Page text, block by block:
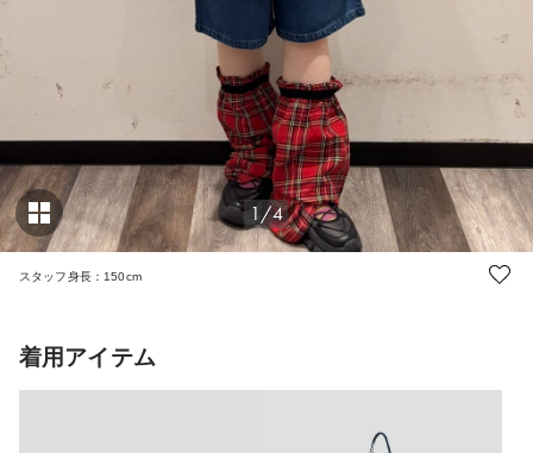
1/4
スタッフ身長：150cm
着用アイテム